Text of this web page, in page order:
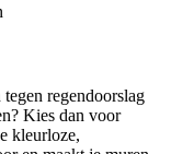
regendoorslag
Kies dan voor
kleurloze,